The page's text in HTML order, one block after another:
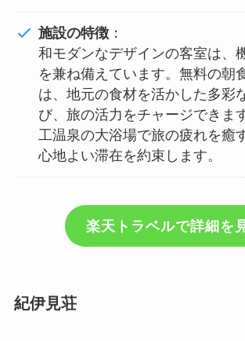
施設の特徴 ：
和モダンなデザインの客室は、
を兼ね備えています。無料の朝
は、地元の食材を活かした多彩
び、旅の活力をチャージできま
工温泉の大浴場で旅の疲れを癒
心地よい滞在を約束します。
楽天トラベルで詳細を
紀伊見荘